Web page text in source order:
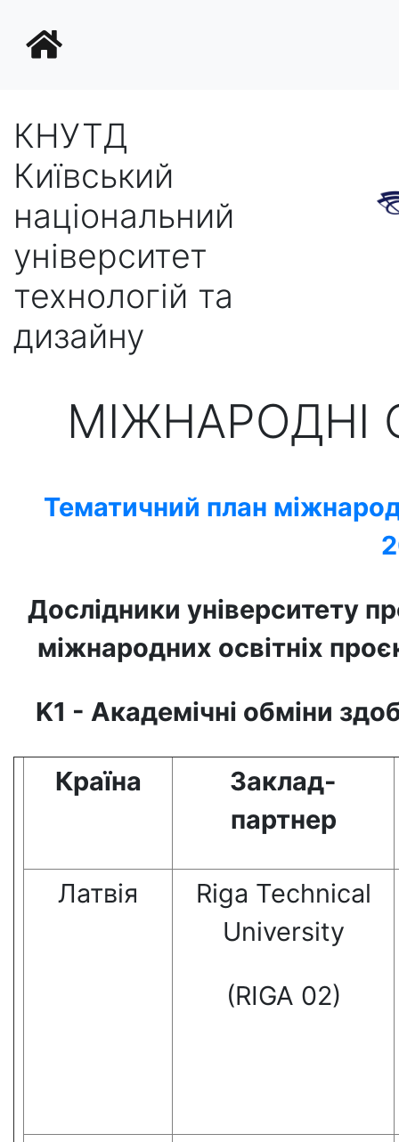
КНУТД
Київський
національний
університет
технологій та
дизайну
МІЖНАРОДНІ
Тематичний план
Дослідники університету
міжнародних освітніх
K1 - Академічні обміни
Країна
Заклад-
партнер
Латвія
Riga Technical
University
(RIGA 02)